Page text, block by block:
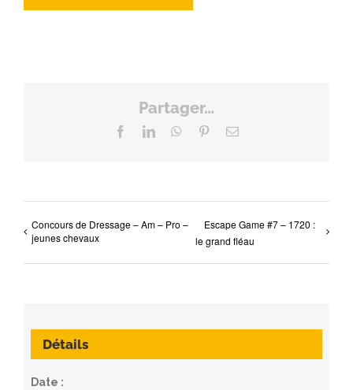
Partager…
FacebookLinkedInWhatsApp
PinterestEmail
Concours de Dressage – Am – Pro –
jeunes chevaux
Escape Game #7 – 1720 :
le grand fléau
Détails
Date :